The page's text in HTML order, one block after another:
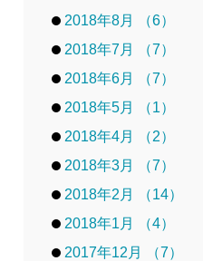
2018年8月 （6）
2018年7月 （7）
2018年6月 （7）
2018年5月 （1）
2018年4月 （2）
2018年3月 （7）
2018年2月 （14）
2018年1月 （4）
2017年12月 （7）